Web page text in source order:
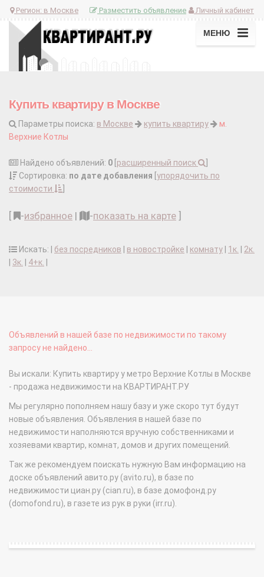
Регион: в Москве Личный кабинет
Разместить объявление
МЕНЮ
Купить квартиру в Москве
Параметры поиска: в Москве купить квартиру
м.
Верхние Котлы
Найдено объявлений: 0 расширенный поиск
Сортировка: по дате добавления упорядочить по
стоимости
-избранное | -показать на карте
Искать: | без посредников в новостройке комнату 1к.
2к.
3к. 4+к.
Объявлений в нашей базе по недвижимости по такому
запросу не найдено...
Вы искали: Купить квартиру у метро Верхние Котлы в Москве
- продажа недвижимости на КВАРТИРАНТ.РУ
Мы регулярно пополняем нашу базу и уже скоро тут будут
новые объявления. Объявления в нашей базе по
недвижимости наполняются вручную собственниками и
хозяевами квартир, комнат, домов и других помещений.
Так же рекомендуем поискать нужную Вам информацию на
доске объявлений авито.ру (avito.ru), в базе по
недвижимости циан.ру (cian.ru), в базе домофонд.ру
(domofond.ru), в газете из рук в руки (irr.ru).